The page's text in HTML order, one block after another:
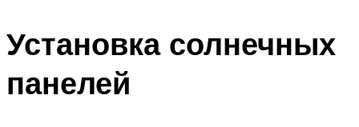
Установка солнечных
панелей